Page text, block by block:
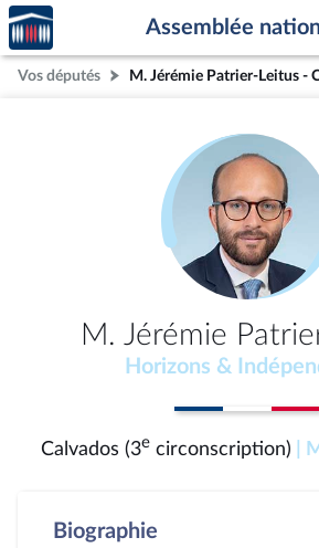
Aller au contenu
Aller en bas de la page
Accèder
à la
page
d'accueil
Assemblée
Vos députés
M. Jérémie
Horizons &
Calvados (3e circonscription) |
Biographie